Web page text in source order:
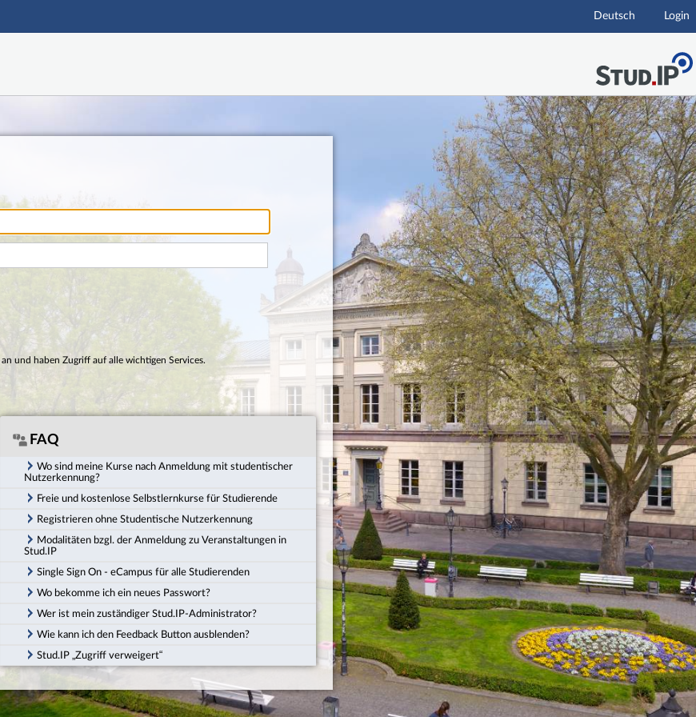
Main navigation
Deutsch Login
an und haben Zugriff auf alle wichtigen Services.
FAQ
Wo sind meine Kurse nach Anmeldung mit studentischer
Nutzerkennung?
Freie und kostenlose Selbstlernkurse für Studierende
Registrieren ohne Studentische Nutzerkennung
Modalitäten bzgl. der Anmeldung zu Veranstaltungen in
Stud.IP
Single Sign On - eCampus für alle Studierenden
Wo bekomme ich ein neues Passwort?
Wer ist mein zuständiger Stud.IP-Administrator?
Wie kann ich den Feedback Button ausblenden?
Stud.IP „Zugriff verweigert“